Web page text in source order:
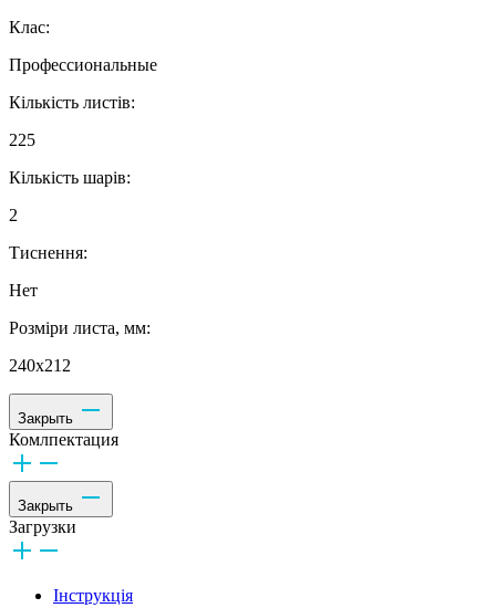
Клас:
Профессиональные
Кількість листів:
225
Кількість шарів:
2
Тиснення:
Нет
Розміри листа, мм:
240х212
Закрыть
Комлпектация
Закрыть
Загрузки
Інструкція